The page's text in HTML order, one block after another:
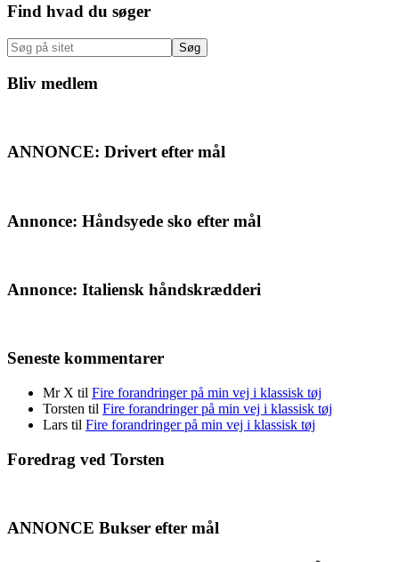
Primær
Sidebar
Find hvad du søger
Søg
på
sitet
Bliv medlem
ANNONCE: Drivert efter mål
Annonce: Håndsyede sko efter mål
Annonce: Italiensk håndskrædderi
Seneste kommentarer
Mr X til Fire forandringer på min vej i klassisk tøj
Torsten til Fire forandringer på min vej i klassisk tøj
Lars til Fire forandringer på min vej i klassisk tøj
Foredrag ved Torsten
ANNONCE Bukser efter mål